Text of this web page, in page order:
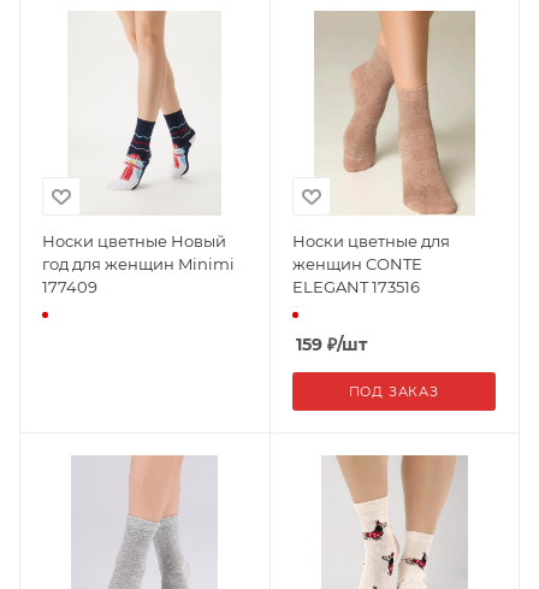
Носки цветные Новый
год для женщин Minimi
177409
Носки цветные для
женщин CONTE
ELEGANT 173516
159₽/шт
ПОД ЗАКАЗ